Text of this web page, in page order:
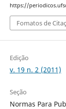
https://
Fomatos de
Edição
v. 19 n. 2 (2011)
Seção
Normas Para